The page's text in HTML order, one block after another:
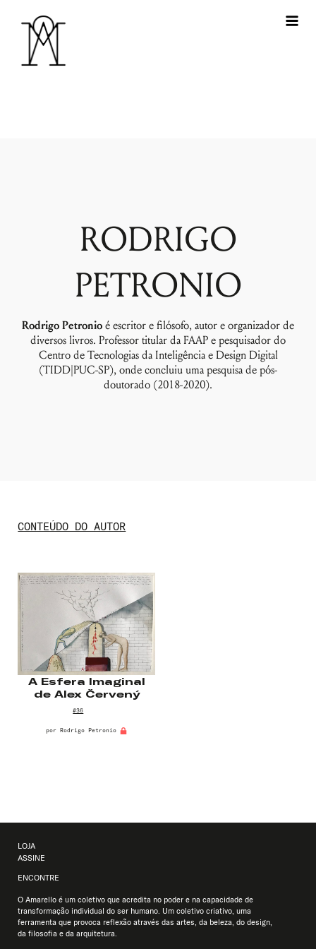
RODRIGO
PETRONIO
Rodrigo Petronio é escritor e filósofo, autor e organizador de
diversos livros. Professor titular da FAAP e pesquisador do
Centro de Tecnologias da Inteligência e Design Digital
(TIDD|PUC-SP), onde concluiu uma pesquisa de pós-
doutorado (2018-2020).
CONTEÚDO DO AUTOR
A Esfera Imaginal
de Alex Červený
#36
porRodrigo Petronio
LOJA
ASSINE
ENCONTRE
O Amarello é um coletivo que acredita no poder e na capacidade de
transformação individual do ser humano. Um coletivo criativo, uma
ferramenta que provoca reflexão através das artes, da beleza, do design,
da filosofia e da arquitetura.
Lembrar-me